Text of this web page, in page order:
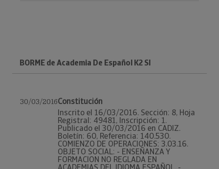
BORME de Academia De Español K2 Sl
30/03/2016Constitución
Inscrito el 16/03/2016. Sección: 8, Hoja
Registral: 49481, Inscripción: 1.
Publicado el 30/03/2016 en CADIZ.
Boletín: 60, Referencia: 140.530.
COMIENZO DE OPERACIONES: 3.03.16.
OBJETO SOCIAL: - ENSEÑANZA Y
FORMACION NO REGLADA EN